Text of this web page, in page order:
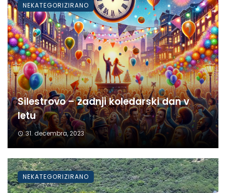
Silestrovo – zadnji koledarski dan v
letu
31. decembra, 2023
NEKATEGORIZIRANO
NEKATEGORIZIRANO